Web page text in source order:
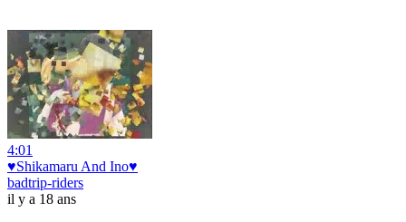
4:01
♥Shikamaru And Ino♥
badtrip-riders
il y a 18 ans